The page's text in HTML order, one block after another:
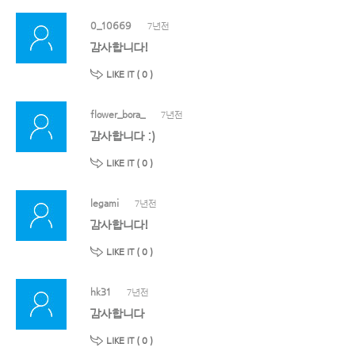
0_10669 7년전
감사합니다!
LIKE IT ( 0 )
flower_bora_ 7년전
감사합니다 :)
LIKE IT ( 0 )
legami 7년전
감사합니다!
LIKE IT ( 0 )
hk31 7년전
감사합니다
LIKE IT ( 0 )